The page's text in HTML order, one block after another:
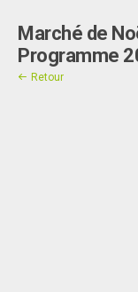
Marché de
Programme
Retour